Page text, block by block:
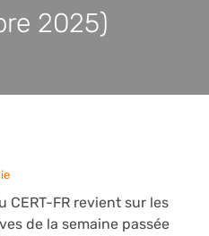
2025)
CERT-FR revient sur les
de la semaine passée